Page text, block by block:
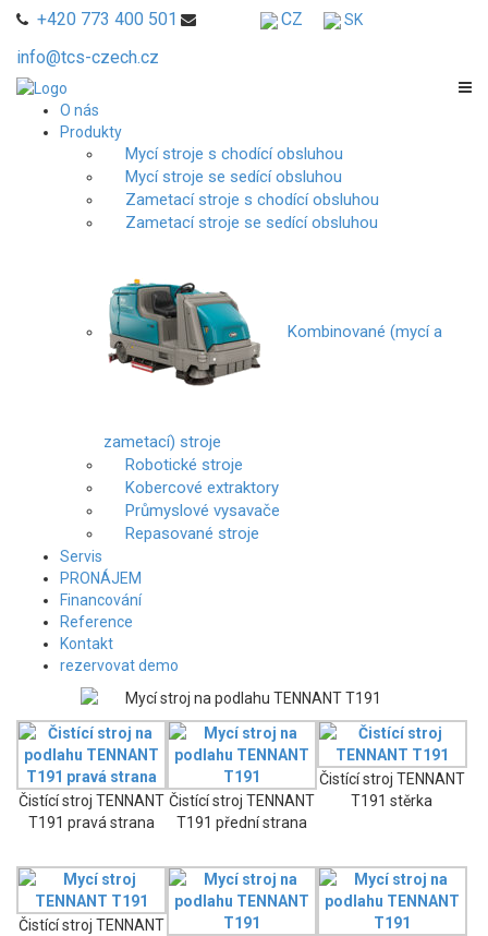
+420 773 400 501
info@tcs-czech.cz
CZ SK
O nás
Produkty
Mycí stroje s chodící obsluhou
Mycí stroje se sedící obsluhou
Zametací stroje s chodící obsluhou
Zametací stroje se sedící obsluhou
Kombinované (mycí a
zametací) stroje
Robotické stroje
Kobercové extraktory
Průmyslové vysavače
Repasované stroje
Servis
PRONÁJEM
Financování
Reference
Kontakt
rezervovat demo
Čistící stroj TENNANT
T191 pravá strana
Čistící stroj TENNANT
T191 přední strana
Čistící stroj TENNANT
T191 stěrka
Čistící stroj TENNANT